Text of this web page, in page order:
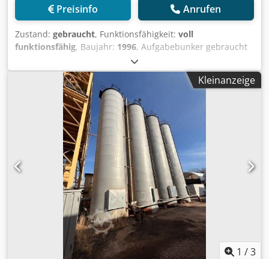
Preisinfo Anrufen
Zustand: gebraucht, Funktionsfähigkeit: voll
funktionsfähig, Baujahr: 1996, Aufgabebunker gebraucht
Cedpfx Adjzq S Avjrjrf -Abzugsband -Förderband
Kleinanzeige
1 /3